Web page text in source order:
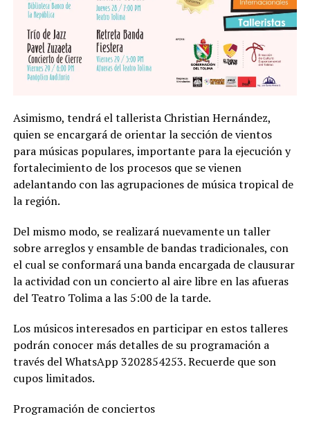
Asimismo, tendrá el tallerista Christian Hernández,
quien se encargará de orientar la sección de vientos
para músicas populares, importante para la ejecución y
fortalecimiento de los procesos que se vienen
adelantando con las agrupaciones de música tropical de
la región.
Del mismo modo, se realizará nuevamente un taller
sobre arreglos y ensamble de bandas tradicionales, con
el cual se conformará una banda encargada de clausurar
la actividad con un concierto al aire libre en las afueras
del Teatro Tolima a las 5:00 de la tarde.
Los músicos interesados en participar en estos talleres
podrán conocer más detalles de su programación a
través del WhatsApp 3202854253. Recuerde que son
cupos limitados.
Programación de conciertos